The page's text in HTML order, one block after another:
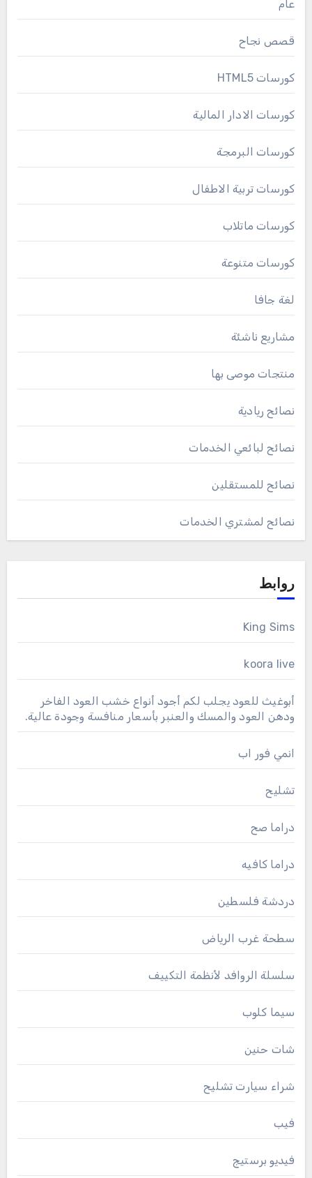
عام
قصص نجاح
كورسات HTML5
كورسات الادار المالية
كورسات البرمجة
كورسات تربية الاطفال
كورسات ماتلاب
كورسات متنوعة
لغة جافا
مشاريع ناشئة
منتجات موصى بها
نصائح ريادية
نصائح لبائعي الخدمات
نصائح للمستقلين
نصائح لمشتري الخدمات
روابط
King Sims
koora live
أبوغيث للعود يجلب لكم أجود أنواع خشب العود الفاخر
ودهن العود والمسك والعنبر بأسعار منافسة وجودة عالية.
انمي فور اب
تشليح
دراما صح
دراما كافيه
دردشة فلسطين
سطحة غرب الرياض
سلسلة الروافد لأنظمة التكييف
سيما كلوب
شات حنين
شراء سيارت تشليح
فيب
فيديو برستيج